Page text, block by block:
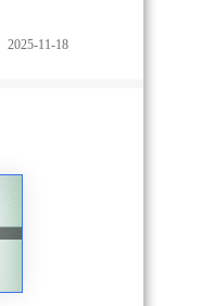
2025-11-18